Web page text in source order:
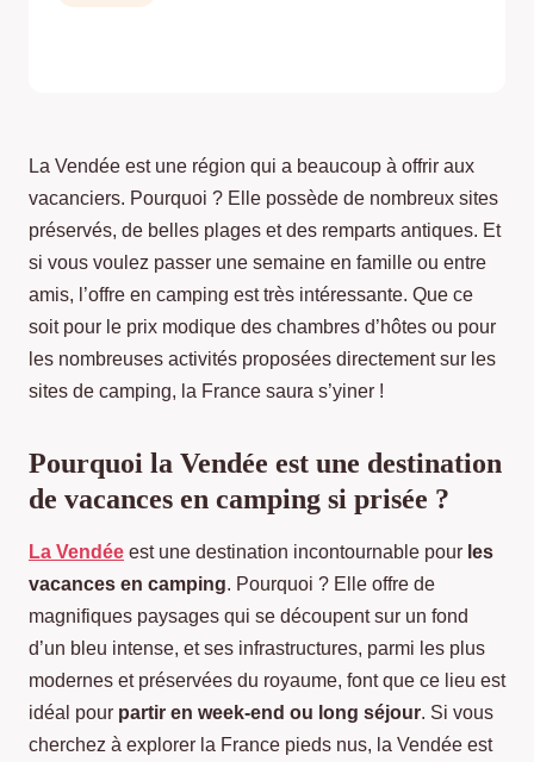
La Vendée est une région qui a beaucoup à offrir aux
vacanciers. Pourquoi ? Elle possède de nombreux sites
préservés, de belles plages et des remparts antiques. Et
si vous voulez passer une semaine en famille ou entre
amis, l’offre en camping est très intéressante. Que ce
soit pour le prix modique des chambres d’hôtes ou pour
les nombreuses activités proposées directement sur les
sites de camping, la France saura s’yiner !
Pourquoi la Vendée est une destination
de vacances en camping si prisée ?
La Vendée est une destination incontournable pour les
vacances en camping. Pourquoi ? Elle offre de
magnifiques paysages qui se découpent sur un fond
d’un bleu intense, et ses infrastructures, parmi les plus
modernes et préservées du royaume, font que ce lieu est
idéal pour partir en week-end ou long séjour. Si vous
cherchez à explorer la France pieds nus, la Vendée est